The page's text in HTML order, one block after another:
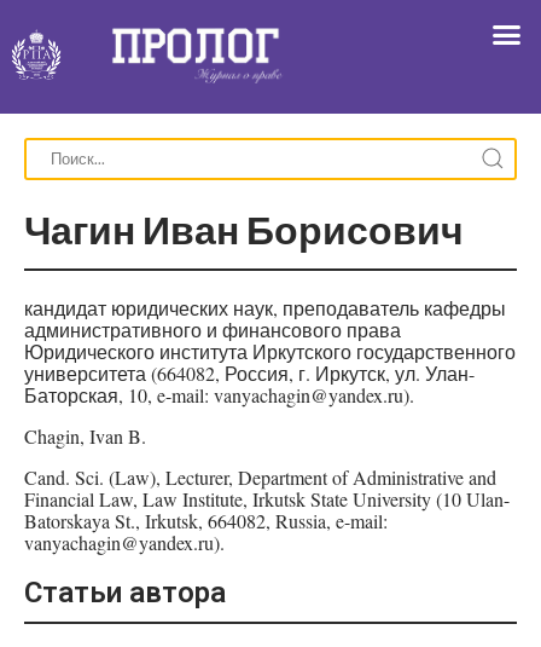
Чагин Иван Борисович
кандидат юридических наук, преподаватель кафедры
административного и финансового права
Юридического института Иркутского государственного
университета (664082, Россия, г. Иркутск, ул. Улан-
Баторская, 10, e-mail: vanyachagin@yandex.ru).
Chagin, Ivan B.
Cand. Sci. (Law), Lecturer, Department of Administrative and
Financial Law, Law Institute, Irkutsk State University (10 Ulan-
Batorskaya St., Irkutsk, 664082, Russia, e-mail:
vanyachagin@yandex.ru).
Статьи автора